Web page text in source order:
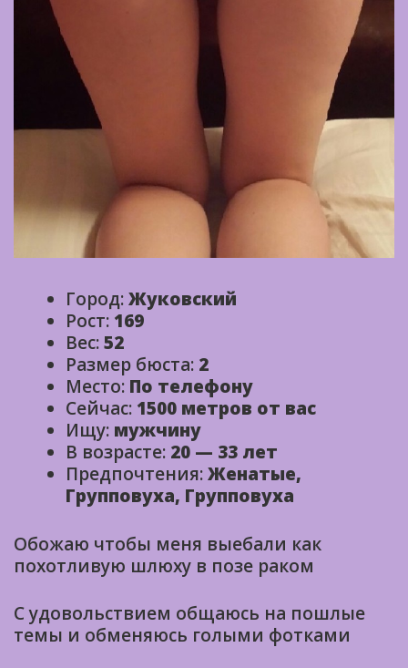
Город:Жуковский
Рост: 169
Вес:52
Размер бюста: 2
Место: По телефону
Сейчас: 1500 метров от вас
Ищу: мужчину
В возрасте: 20 — 33 лет
Предпочтения:Женатые,
Групповуха, Групповуха
Обожаю чтобы меня выебали как
похотливую шлюху в позе раком
С удовольствием общаюсь на пошлые
темы и обменяюсь голыми фотками